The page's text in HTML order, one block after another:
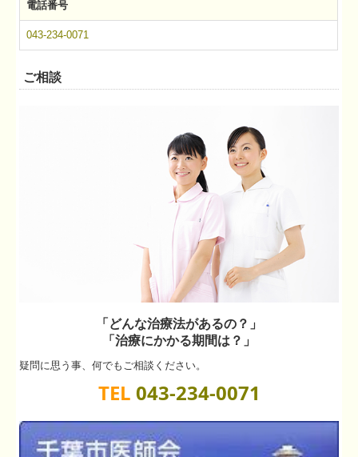
電話番号
043-234-0071
ご相談
「どんな治療法があるの？」
「治療にかかる期間は？」
疑問に思う事、何でもご相談ください。
TEL 043-234-0071